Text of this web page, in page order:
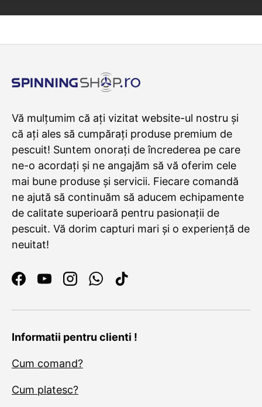
Vă mulțumim că ați vizitat website-ul nostru și
că ați ales să cumpărați produse premium de
pescuit! Suntem onorați de încrederea pe care
ne-o acordați și ne angajăm să vă oferim cele
mai bune produse și servicii. Fiecare comandă
ne ajută să continuăm să aducem echipamente
de calitate superioară pentru pasionații de
pescuit. Vă dorim capturi mari și o experiență de
neuitat!
Facebook
YouTubeInstagram
WhatsApp
TikTok
Informatii pentru clienti !
Cum comand?
Cum platesc?